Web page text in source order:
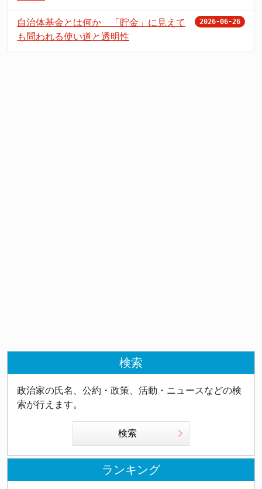
自治体基金とは何か 「貯金」に見えて
も問われる使い道と透明性
2026-06-26
検索
政治家の氏名、公約・政策、活動・ニュースなどの検
索が行えます。
検索
ランキング